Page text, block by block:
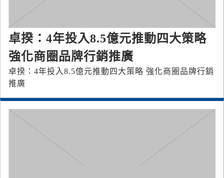
卓揆：4年投入8.5億元推動四大策略
強化商圈品牌行銷推廣
卓揆：4年投入8.5億元推動四大策略 強化商圈品牌行銷
推廣